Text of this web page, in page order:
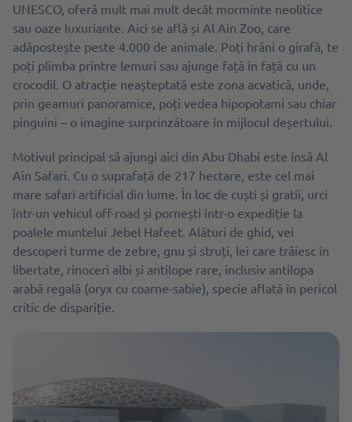
UNESCO, oferă mult mai mult decât morminte neolitice
sau oaze luxuriante. Aici se află și Al Ain Zoo, care
adăpostește peste 4.000 de animale. Poți hrăni o girafă, te
poți plimba printre lemuri sau ajunge față în față cu un
crocodil. O atracție neașteptată este zona acvatică, unde,
prin geamuri panoramice, poți vedea hipopotami sau chiar
pinguini – o imagine surprinzătoare în mijlocul deșertului.
Motivul principal să ajungi aici din Abu Dhabi este însă Al
Ain Safari. Cu o suprafață de 217 hectare, este cel mai
mare safari artificial din lume. În loc de cuști și gratii, urci
într-un vehicul off-road și pornești într-o expediție la
poalele muntelui Jebel Hafeet. Alături de ghid, vei
descoperi turme de zebre, gnu și struți, lei care trăiesc în
libertate, rinoceri albi și antilope rare, inclusiv antilopa
arabă regală (oryx cu coarne-sabie), specie aflată în pericol
critic de dispariție.